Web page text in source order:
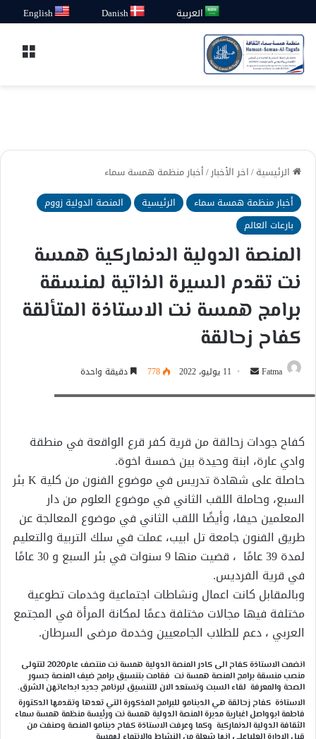
العربية Danish
English
الرئيسية/اخر الأخبار/أخبار منظمة همسة سماء
أخبار منظمة همسة سماء
الرئيسية
المنصة الدولية زووم
بارعات العالم
المنصة الدولية الدنماركية همسة
نت تقدم السيرة الذاتية لمنسقة
برامج همسة نت الاستاذة المتألقة
كفاح زحالقة
Fatma
أرسل 11 يوليو، 2022 778
دقيقة واحدة
كفاح جودات زحالقة من قرية كفر قرع الواقعة في منطقة
وادي عارة، ابنة وحيدة بين خمسة اخوة.
حاصلة على شهادة تدريس في موضوع الفنون من كلية K بئر
السبع، وحاملة اللقب الثاني في موضوع العلوم من دار
المعلمين حيفا، وأيضًا اللقب الثاني في موضوع المعالجة عن
طريق الفنون جامعة تل ابيب، عملت في سلك التربية والتعليم
لمدة 39 عامًا ، قضيت منها 9 سنوات في بئر السبع و 30 عامًا
في قرية الفرديس.
وبالمقابل كانت اعمال ونشاطات اجتماعية وخدمات تطوعية
مختلفة فيها مجالات مختلفة دعمًا لمكانة المرأة في المجتمع
العربي ، دعم للطلاب الجامعيين وخدمة مرضى السرطان.
انضمت الاستاذة كفاح الى كادر المنصة الدولية همسة نت منتصف عام2020 لتتولى
منصب منسقة برامج المنصة همسة نت فقامت بتنسيق برامج ضيف المنصة جسور
الصحة والمعرفة لقاء السبت وتستعد الان للتنسيق لبرنامج جديد ابداعاتهن الشرق.
الاستاذة كفاح زحالقة هي الدينامو للبرامج المذكورة التي تعدها وتقدمها الدكتورة
فاطمة ابوواصل اغبارية مديرة المنصة الدولية همسة نت ورئيسة منظمة همسة سماء
الثقافة الدولية الدنماركية وكما وعرفت الاستاذة كفاح دينامو المنصة وصنفت من